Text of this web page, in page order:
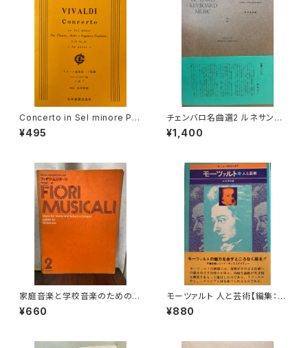
Concerto in Sel minore Per
Flaute, Archi e Organo(o C
embalo) La notte【著者：VIV
¥495
チェンバロ名曲選2 ルネサンス
からロココまで【編集：野村満
男】出版：東京コレギウム 199
¥1,400
家庭音楽と学校音楽のための小
合奏 フィオリ・ムジカーリ2【著
者：野村満男】出版社：全音楽譜
¥660
モーツァルト 人と芸術【編集：音
楽現代】出版社：芸術現代社 昭
和51年
¥880